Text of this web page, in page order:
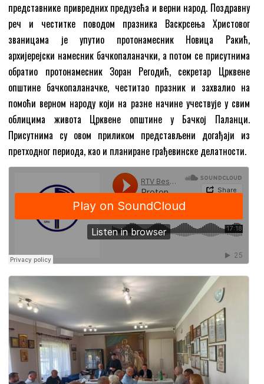
представнике привредних предузећа и верни народ. Поздравну
реч и честитке поводом празника Васкрсења Христовог
званицама је упутио протонамесник Новица Ракић,
архијерејски намесник бачкопаланачки, а потом се присутнима
обратио протонамесник Зоран Регодић, секретар Црквене
општине бачкопаланачке, честитао празник и захвалио на
помоћи верном народу који на разне начине учествује у свим
облицима живота Црквене општине у Бачкој Паланци.
Присутнима су овом приликом представљени догађаји из
претходног периода, као и планиране грађевинске делатности.